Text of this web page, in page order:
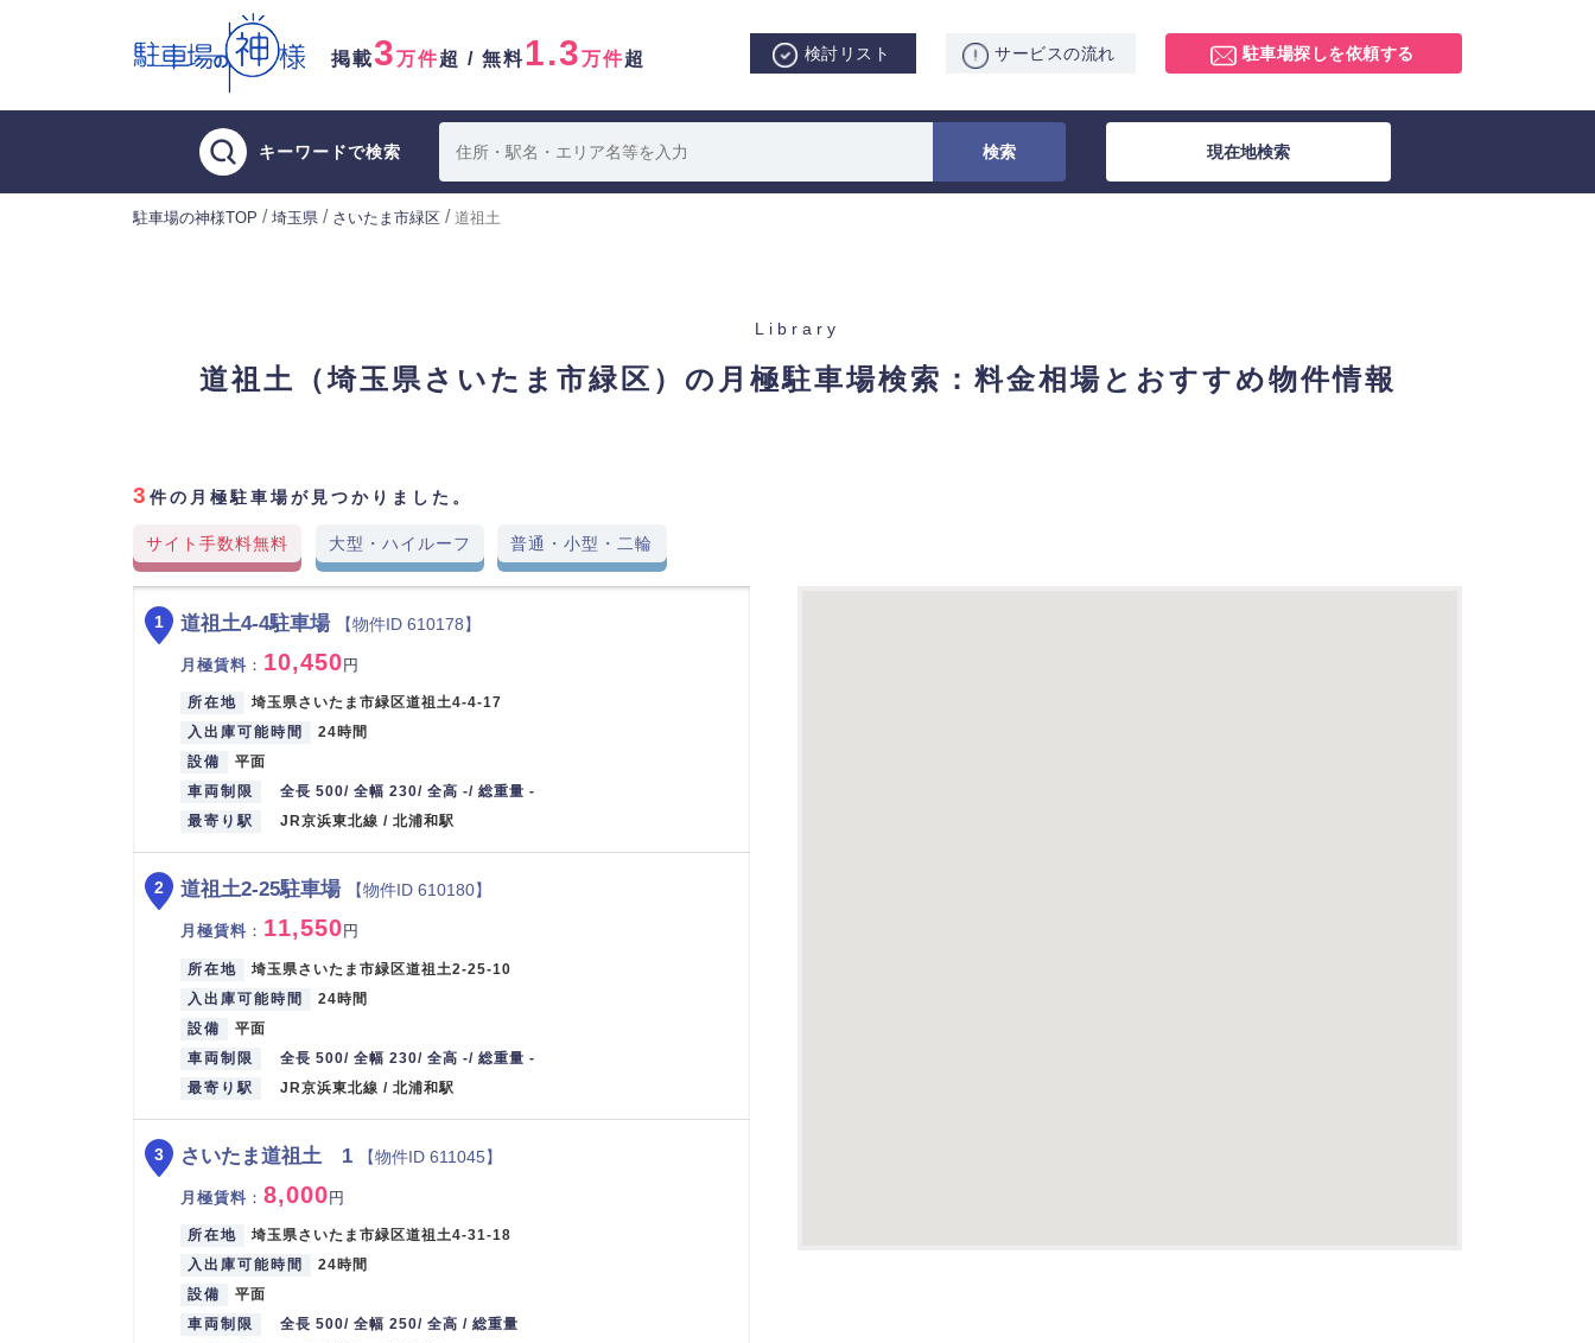
掲載3万件超 / 無料1.3万件超 検討リスト サービスの流れ 駐車場探しを依頼する
キーワードで検索 現在地検索
駐車場の神様TOP / 埼玉県 / さいたま市緑区 / 道祖土
Library
道祖土（埼玉県さいたま市緑区）の月極駐車場検索： 料金相場とおすすめ物件情報
3 件の月極駐車場が見つかりました。
サイト手数料無料 大型・ハイルーフ 普通・小型・二輪
道祖土4-4駐車場 【物件ID 610178】
月極賃料 ： 10,450 円
所在地
埼玉県さいたま市緑区道祖土4-4-17
入出庫可能時間
24時間
設備
平面
車両制限
全長 500/ 全幅 230/ 全高 -/ 総重量 -
最寄り駅
JR京浜東北線 / 北浦和駅
1
道祖土2-25駐車場 【物件ID 610180】
月極賃料 ： 11,550 円
所在地
埼玉県さいたま市緑区道祖土2-25-10
入出庫可能時間
24時間
設備
平面
車両制限
全長 500/ 全幅 230/ 全高 -/ 総重量 -
最寄り駅
JR京浜東北線 / 北浦和駅
2
さいたま道祖土 1 【物件ID 611045】
月極賃料 ： 8,000円
所在地
埼玉県さいたま市緑区道祖土4-31-18
入出庫可能時間
24時間
設備
平面
車両制限
全長 500/ 全幅 250/ 全高 / 総重量
3